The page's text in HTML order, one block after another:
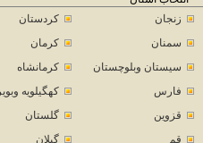
زنجان كردستان
سمنان كرمان
سيستان وبلوچستان كرمانشاه
فارس كهگيلويه
قزوين گلستان
قم گيلان